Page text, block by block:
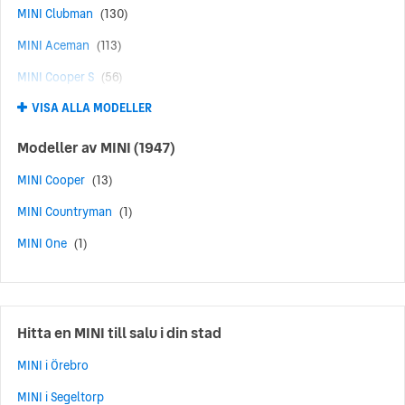
MINI Clubman (130)
MINI Aceman (113)
MINI Cooper S (56)
MINI John Cooper Works
MINI Cabrio
(13)
MINI Cooper SE (12)
MINI Countryman SE ALL4
MINI Countryman C
MINI Coupé (7)
MINI Countryman E
MINI Countryman S ALL4
VISA ALLA MODELLER
Modeller av MINI(1947)
MINI Cooper (13)
MINI Countryman (1)
MINI One (1)
Hitta en MINI till salu i din stad
MINI i Örebro
MINI i Segeltorp